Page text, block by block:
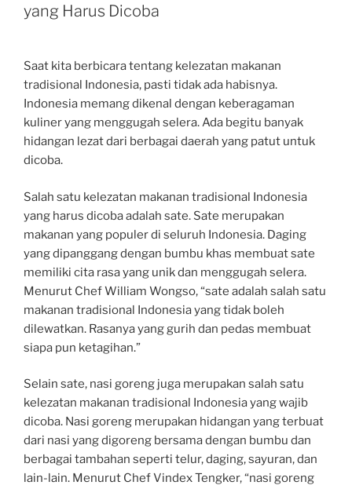
yang Harus Dicoba
Saat kita berbicara tentang kelezatan makanan
tradisional Indonesia, pasti tidak ada habisnya.
Indonesia memang dikenal dengan keberagaman
kuliner yang menggugah selera. Ada begitu banyak
hidangan lezat dari berbagai daerah yang patut untuk
dicoba.
Salah satu kelezatan makanan tradisional Indonesia
yang harus dicoba adalah sate. Sate merupakan
makanan yang populer di seluruh Indonesia. Daging
yang dipanggang dengan bumbu khas membuat sate
memiliki cita rasa yang unik dan menggugah selera.
Menurut Chef William Wongso, “sate adalah salah satu
makanan tradisional Indonesia yang tidak boleh
dilewatkan. Rasanya yang gurih dan pedas membuat
siapa pun ketagihan.”
Selain sate, nasi goreng juga merupakan salah satu
kelezatan makanan tradisional Indonesia yang wajib
dicoba. Nasi goreng merupakan hidangan yang terbuat
dari nasi yang digoreng bersama dengan bumbu dan
berbagai tambahan seperti telur, daging, sayuran, dan
lain-lain. Menurut Chef Vindex Tengker, “nasi goreng